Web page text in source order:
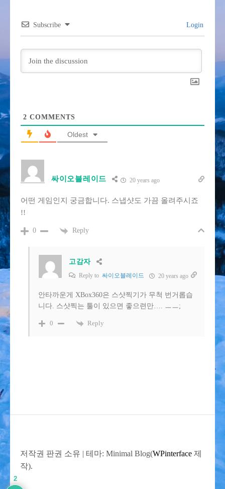
Subscribe Login
2 COMMENTS
Oldest
싸이오블레이드 20 years ago
어떤 게임인지 궁금합니다. 스냅샷도 가끔 올려주시죠
!!
0 Reply
고감자
Reply to 싸이오블레이드 20 years ago
안타까운게 XBox360은 스샷찍기가 무척 번거롭습
니다. 스샷찍는 툴이 있으면 좋으련만…. ㅡㅡ;
0 Reply
저작권 판권 소유 | 테마: Minimal Blog(WPinterface 제
작).
2